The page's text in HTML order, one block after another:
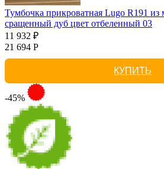
Тумбочка прикроватная Lugo R191 из
сращенный дуб цвет отбеленный 03
11 932 ₽
21 694 Р
КУПИТЬ
-45%